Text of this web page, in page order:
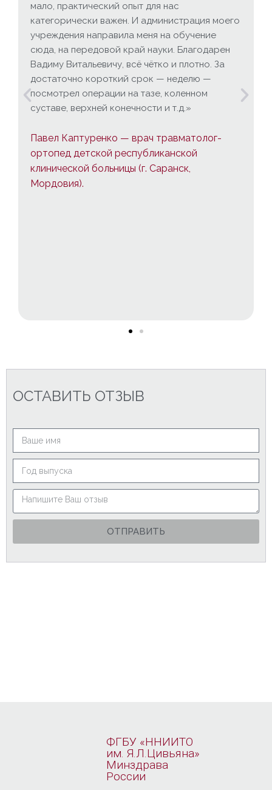
мало, практический опыт для нас
категорически важен. И администрация моего
учреждения направила меня на обучение
сюда, на передовой край науки. Благодарен
Вадиму Витальевичу, всё чётко и плотно. За
достаточно короткий срок — неделю —
посмотрел операции на тазе, коленном
суставе, верхней конечности и т.д.»
Павел Каптуренко — врач травматолог-
ортопед детской республиканской
клинической больницы (г. Саранск,
Мордовия).
ОСТАВИТЬ ОТЗЫВ
ОТПРАВИТЬ
ФГБУ «ННИИТО
им. Я.Л.Цивьяна»
Минздрава
России